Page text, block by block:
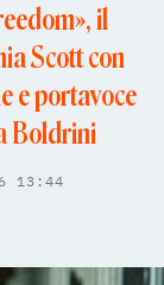
il
Scott con
e portavoce
Boldrini
13:44